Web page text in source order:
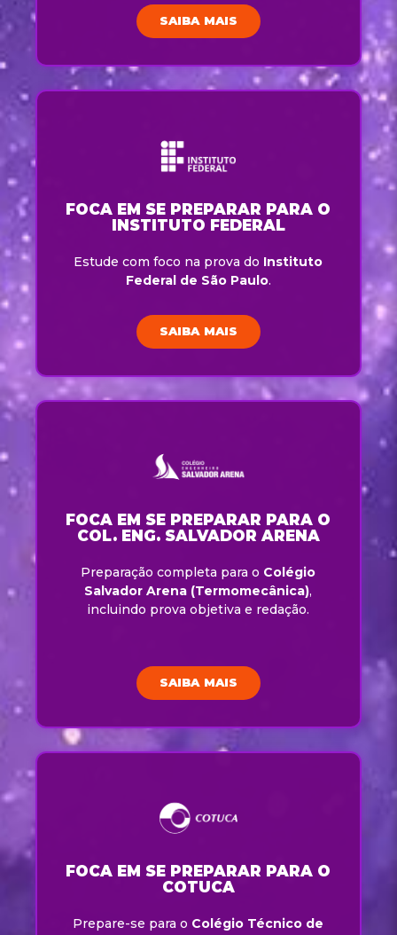
SAIBA MAIS
FOCA EM SE PREPARAR PARA O
INSTITUTO FEDERAL
Estude com foco na prova do Instituto
Federal de São Paulo.
SAIBA MAIS
FOCA EM SE PREPARAR PARA O
COL. ENG. SALVADOR ARENA
Preparação completa para o Colégio
Salvador Arena (Termomecânica),
incluindo prova objetiva e redação.
SAIBA MAIS
FOCA EM SE PREPARAR PARA O
COTUCA
Prepare-se para o Colégio Técnico de